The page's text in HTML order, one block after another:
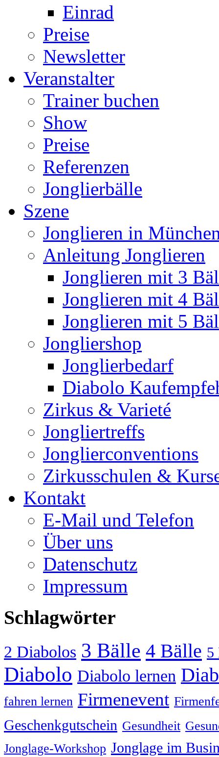
Einrad
Preise
Newsletter
Veranstalter
Trainer buchen
Show
Preise
Referenzen
Jonglierbälle
Szene
Jonglieren in
Anleitung Jonglieren
Jonglieren mit 3
Jonglieren mit 4
Jonglieren mit 5
Jongliershop
Jonglierbedarf
Diabolo
Zirkus & Varieté
Jongliertreffs
Jonglierconventions
Zirkusschulen &
Kontakt
E-Mail und Telefon
Über uns
Datenschutz
Impressum
Schlagwörter
2 Diabolos 3 Bälle 4 Bälle 5
Diabolo Diabolo lernen
fahren lernen Firmenevent
Geschenkgutschein Gesundheit
Jonglage-Workshop Jonglage im